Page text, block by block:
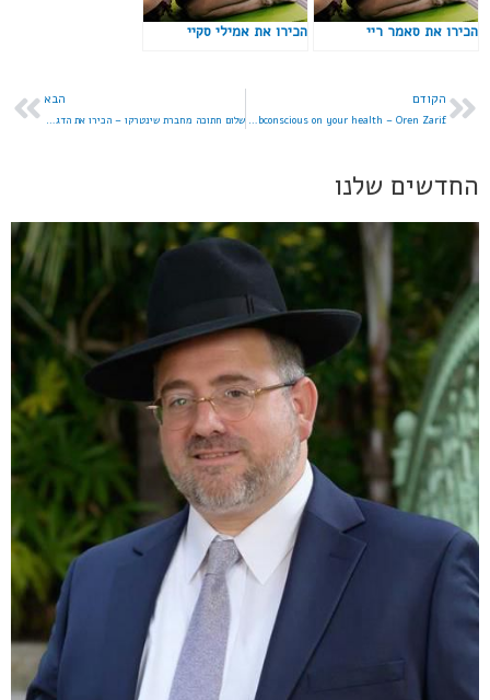
הכירו את סאמר ריי הכירו את אמילי סקיי
הקודם
The truth about the effect of the subconscious on your health – Oren Zarif
הבא
שלום חתוכה מחברת שינטרקו – הכירו את הדגנים
החדשים שלנו